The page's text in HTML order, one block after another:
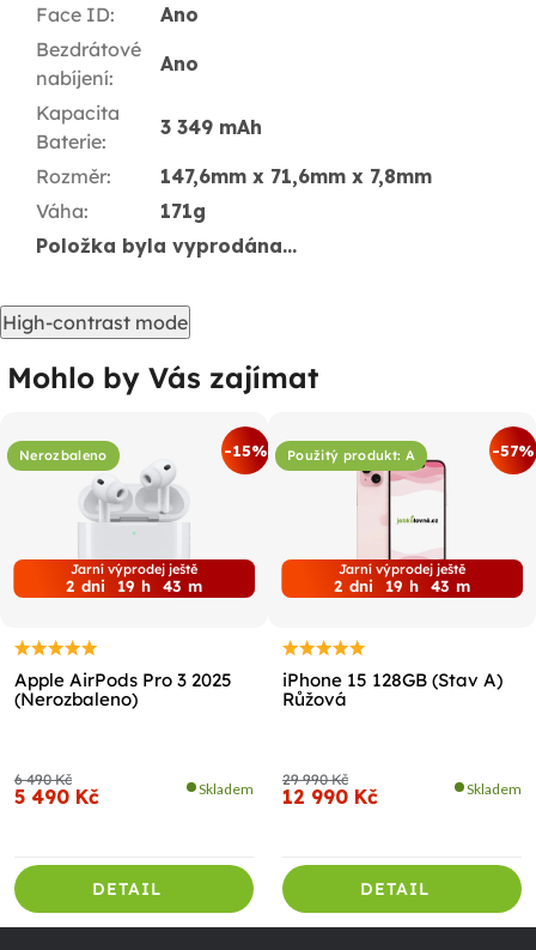
Face ID:
Ano
Bezdrátové
nabíjení:
Ano
Kapacita
Baterie:
3 349 mAh
Rozměr:
147,6mm x 71,6mm x 7,8mm
Váha:
171g
Položka byla vyprodána…
High-contrast mode
Mohlo by Vás zajímat
Nerozbaleno -15%
Jarní výprodej ještě
2 dni 19 h 43 m
Apple AirPods Pro 3 2025
(Nerozbaleno)
6 490 Kč
5 490 Kč Skladem
DETAIL
Použitý produkt: A -57%
Jarní výprodej ještě
2 dni 19 h 43 m
iPhone 15 128GB (Stav A)
Růžová
29 990 Kč
12 990 Kč Skladem
DETAIL